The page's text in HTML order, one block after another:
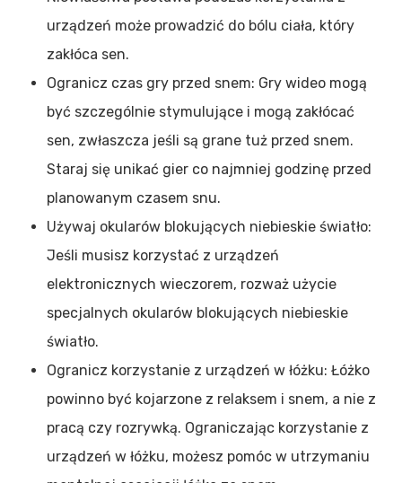
urządzeń może prowadzić do bólu ciała, który
zakłóca sen.
Ogranicz czas gry przed snem: Gry wideo mogą
być szczególnie stymulujące i mogą zakłócać
sen, zwłaszcza jeśli są grane tuż przed snem.
Staraj się unikać gier co najmniej godzinę przed
planowanym czasem snu.
Używaj okularów blokujących niebieskie światło:
Jeśli musisz korzystać z urządzeń
elektronicznych wieczorem, rozważ użycie
specjalnych okularów blokujących niebieskie
światło.
Ogranicz korzystanie z urządzeń w łóżku: Łóżko
powinno być kojarzone z relaksem i snem, a nie z
pracą czy rozrywką. Ograniczając korzystanie z
urządzeń w łóżku, możesz pomóc w utrzymaniu